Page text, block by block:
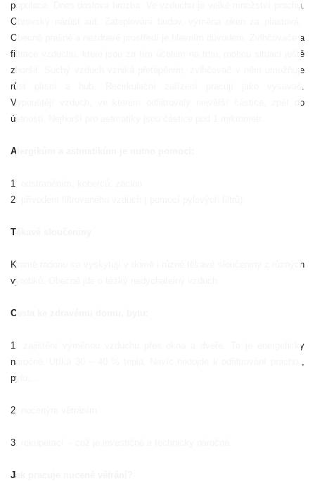
populace. Dnes doslova hrozba. Ve vzduchu je velké množství prachu.
Obrovský nárůst aut. Zateplování budov, výměna oken za plastová.
Obecně prašné a nezdravé prostředí je hlavním důvodem. Zvlhčovače a
filtrace vzduchu, které jsou za tím účelem na trhu, mohou situaci ještě
zhoršit. Suchý vzduch vzniká přetápěním, zvlhčovač v něm umožňuje
růst plísní a hub. Recirkulační zařízení pracují jako vysavač.
Vypouštějí vzduch, ve kterém odfiltrovaly největší částice, zpět do
ústnosti. Nejhorší pro astmatiky jsou částice pod 1 mikrometr.
Alergikům a astmatikům je nutno pomoci:
1. odstraněním, koberců, záclon
2. přívodem filtrovaného vzduch ( pomocí pylových filtrů).
Těkavé sloučeniny
Kromě radonu se vyskytují v domě i různé těkavé sloučeniny z různých
výrobků. Obecně jde o těžký nedýchatelný vzduch.
Cesta ke zdravému domu, bytu:
1. zajištění výměnou vzduchu přes okna a dveře. To je energeticky
náročné. Utíká 30 – 40 % tepla. Navíc nedojde k odfiltrování prachu ,
pylu,…
2. nuceným větráním
3. rekuperací
Jak pracuje nucené větrání?